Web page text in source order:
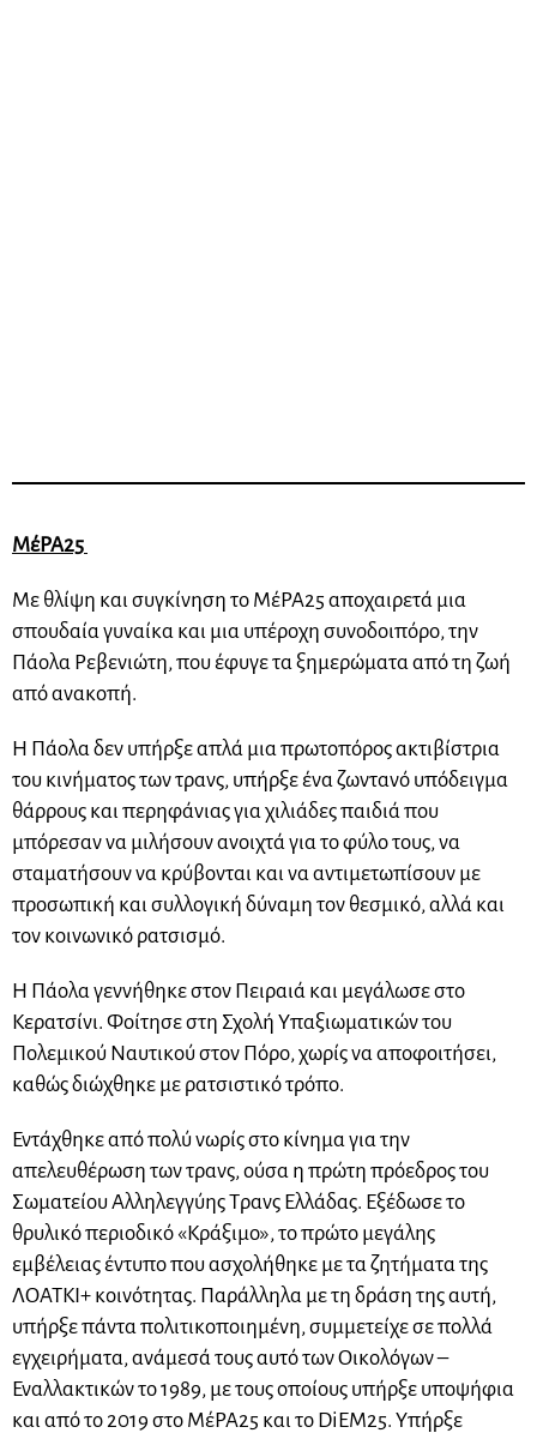
ΜέΡΑ25
Με θλίψη και συγκίνηση το ΜέΡΑ25 αποχαιρετά μια
σπουδαία γυναίκα και μια υπέροχη συνοδοιπόρο, την
Πάολα Ρεβενιώτη, που έφυγε τα ξημερώματα από τη ζωή
από ανακοπή.
Η Πάολα δεν υπήρξε απλά μια πρωτοπόρος ακτιβίστρια
του κινήματος των τρανς, υπήρξε ένα ζωντανό υπόδειγμα
θάρρους και περηφάνιας για χιλιάδες παιδιά που
μπόρεσαν να μιλήσουν ανοιχτά για το φύλο τους, να
σταματήσουν να κρύβονται και να αντιμετωπίσουν με
προσωπική και συλλογική δύναμη τον θεσμικό, αλλά και
τον κοινωνικό ρατσισμό.
Η Πάολα γεννήθηκε στον Πειραιά και μεγάλωσε στο
Κερατσίνι. Φοίτησε στη Σχολή Υπαξιωματικών του
Πολεμικού Ναυτικού στον Πόρο, χωρίς να αποφοιτήσει,
καθώς διώχθηκε με ρατσιστικό τρόπο.
Εντάχθηκε από πολύ νωρίς στο κίνημα για την
απελευθέρωση των τρανς, ούσα η πρώτη πρόεδρος του
Σωματείου Αλληλεγγύης Τρανς Ελλάδας. Εξέδωσε το
θρυλικό περιοδικό «Κράξιμο», το πρώτο μεγάλης
εμβέλειας έντυπο που ασχολήθηκε με τα ζητήματα της
ΛΟΑΤΚΙ+ κοινότητας. Παράλληλα με τη δράση της αυτή,
υπήρξε πάντα πολιτικοποιημένη, συμμετείχε σε πολλά
εγχειρήματα, ανάμεσά τους αυτό των Οικολόγων –
Εναλλακτικών το 1989, με τους οποίους υπήρξε υποψήφια
και από το 2019 στο ΜέΡΑ25 και το DiEM25. Υπήρξε